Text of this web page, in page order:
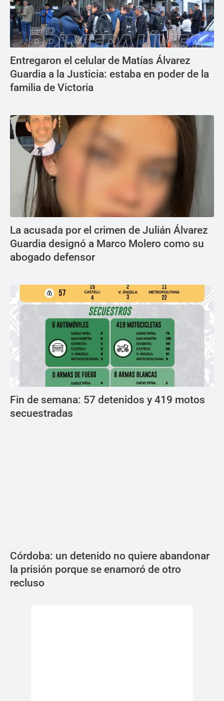
Entregaron el celular de Matías Álvarez
Guardia a la Justicia: estaba en poder de la
familia de Victoria
La acusada por el crimen de Julián Álvarez
Guardia designó a Marco Molero como su
abogado defensor
Fin de semana: 57 detenidos y 419 motos
secuestradas
Córdoba: un detenido no quiere abandonar
la prisión porque se enamoró de otro
recluso